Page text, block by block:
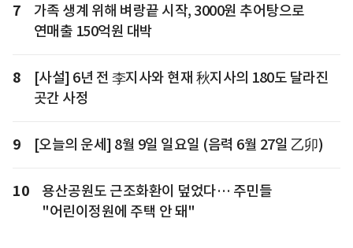
7
가족 생계 위해 벼랑끝 시작, 3000원 추어탕으로
연매출 150억원 대박
8
[사설] 6년 전 李지사와 현재 秋지사의 180도 달라진
곳간 사정
9 [오늘의 운세] 8월 9일 일요일 (음력 6월 27일 乙卯)
10
용산공원도 근조화환이 덮었다… 주민들
"어린이정원에 주택 안 돼"